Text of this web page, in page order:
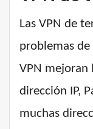
Las VPN de
problemas de
VPN mejoran
dirección IP,
muchas